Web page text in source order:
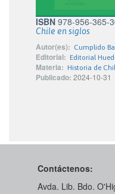
ISBN 978-956-365-
Chile en siglos
Autor(es): Cumplido
Editorial: Editorial
Materia: Historia de
Publicado: 2024-10-31
Contáctenos:
Avda. Lib. Bdo.